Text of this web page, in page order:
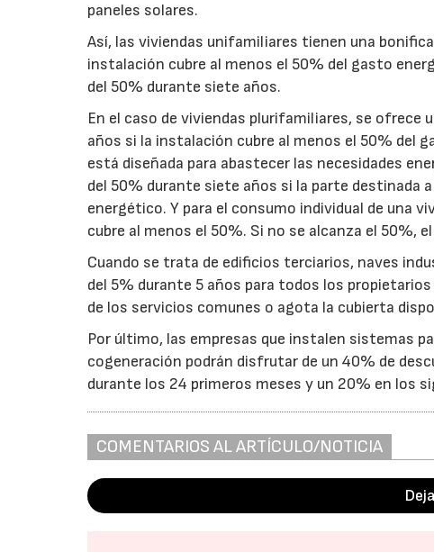
paneles solares.
Así, las viviendas unifamiliares tienen una
instalación cubre al menos el 50% del gasto
del 50% durante siete años.
En el caso de viviendas plurifamiliares, se
años si la instalación cubre al menos el 50% del
está diseñada para abastecer las necesidades
del 50% durante siete años si la parte destinada
energético. Y para el consumo individual de una
cubre al menos el 50%. Si no se alcanza el 50%,
Cuando se trata de edificios terciarios, naves
del 5% durante 5 años para todos los
de los servicios comunes o agota la cubierta
Por último, las empresas que instalen sistemas
cogeneración podrán disfrutar de un 40% de
durante los 24 primeros meses y un 20% en los
COMENTARIOS AL ARTÍCULO/NOTICIA